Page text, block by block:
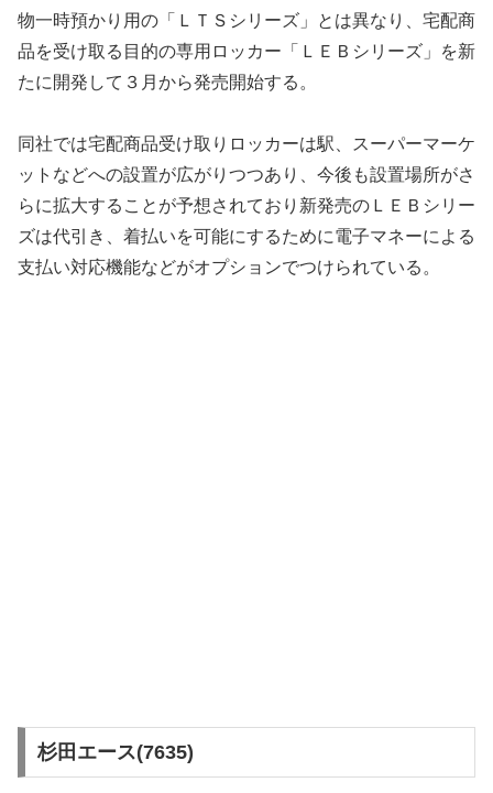
物一時預かり用の「ＬＴＳシリーズ」とは異なり、宅配商
品を受け取る目的の専用ロッカー「ＬＥＢシリーズ」を新
たに開発して３月から発売開始する。
同社では宅配商品受け取りロッカーは駅、スーパーマーケ
ットなどへの設置が広がりつつあり、今後も設置場所がさ
らに拡大することが予想されており新発売のＬＥＢシリー
ズは代引き、着払いを可能にするために電子マネーによる
支払い対応機能などがオプションでつけられている。
杉田エース(7635)